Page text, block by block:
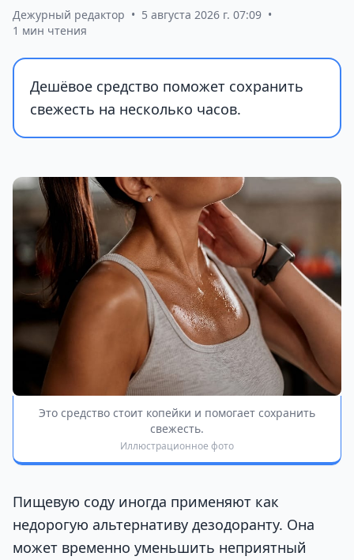
Дежурный редактор • 5 августа 2026 г. 07:09 •
1 мин чтения
Дешёвое средство поможет сохранить
свежесть на несколько часов.
Это средство стоит копейки и помогает сохранить
свежесть.
Иллюстрационное фото
Пищевую соду иногда применяют как
недорогую альтернативу дезодоранту. Она
может временно уменьшить неприятный